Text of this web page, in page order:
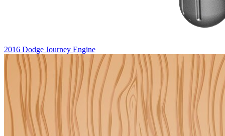
2016 Dodge Journey Engine